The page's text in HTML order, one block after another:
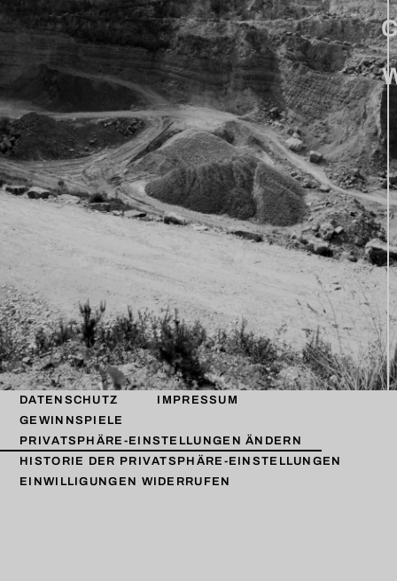
DATENSCHUTZ
IMPRESSUM
GEWINNSPIELE
PRIVATSPHÄRE-EINSTELLUNGEN ÄNDERN
HISTORIE DER PRIVATSPHÄRE-EINSTELLUNGEN
EINWILLIGUNGEN WIDERRUFEN